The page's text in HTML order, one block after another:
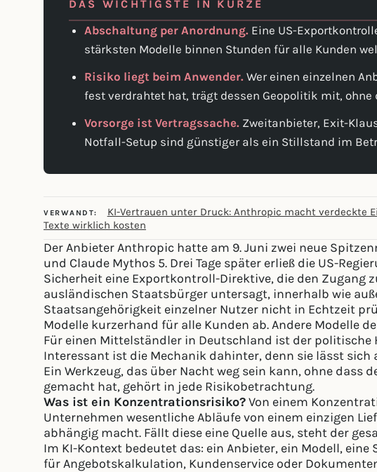
DAS WICHTIGSTE IN KÜRZE
Abschaltung per Anordnung. Eine US-
stärksten Modelle binnen Stunden für alle Kunden
Risiko liegt beim Anwender. Wer einen einzelnen
fest verdrahtet hat, trägt dessen Geopolitik mit, ohne
Vorsorge ist Vertragssache. Zweitanbieter, Exit-
Notfall-Setup sind günstiger als ein Stillstand im
VERWANDT: KI-Vertrauen unter Druck: Anthropic macht verdeckte
Texte wirklich kosten
Der Anbieter Anthropic hatte am 9. Juni zwei neue
und Claude Mythos 5. Drei Tage später erließ die US-
Sicherheit eine Exportkontroll-Direktive, die den Zugang
ausländischen Staatsbürger untersagt, innerhalb wie
Staatsangehörigkeit einzelner Nutzer nicht in Echtzeit
Modelle kurzerhand für alle Kunden ab. Andere Modelle
Für einen Mittelständler in Deutschland ist der politische
Interessant ist die Mechanik dahinter, denn sie lässt sich
Ein Werkzeug, das über Nacht weg sein kann, ohne dass
gemacht hat, gehört in jede Risikobetrachtung.
Was ist ein Konzentrationsrisiko?Von einem
Unternehmen wesentliche Abläufe von einem einzigen
abhängig macht. Fällt diese eine Quelle aus, steht der
Im KI-Kontext bedeutet das: ein Anbieter, ein Modell,
für Angebotskalkulation, Kundenservice oder